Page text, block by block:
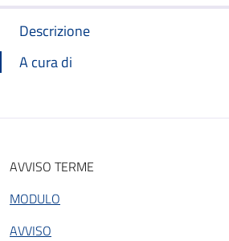
Descrizione
A cura di
AVVISO TERME
MODULO
AVVISO